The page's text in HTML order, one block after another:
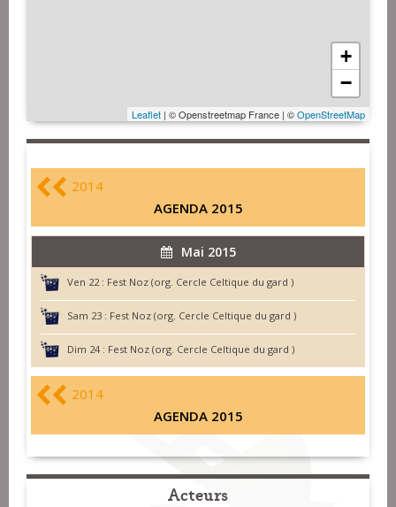
+
−
Leaflet | © Openstreetmap France | ©OpenStreetMap
2014
AGENDA 2015
Mai 2015
Ven 22 : Fest Noz (org. Cercle Celtique du gard )
Sam 23 : Fest Noz (org. Cercle Celtique du gard )
Dim 24 : Fest Noz (org. Cercle Celtique du gard )
2014
AGENDA 2015
Acteurs